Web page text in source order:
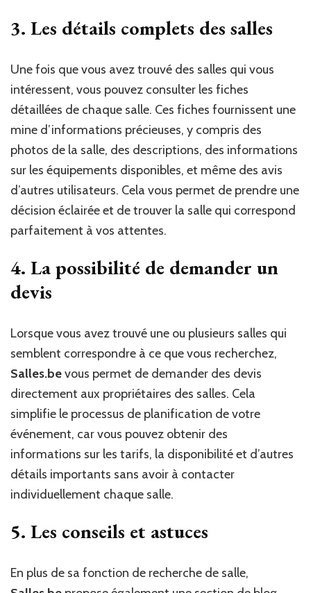
3. Les détails complets des salles
Une fois que vous avez trouvé des salles qui vous
intéressent, vous pouvez consulter les fiches
détaillées de chaque salle. Ces fiches fournissent une
mine d’informations précieuses, y compris des
photos de la salle, des descriptions, des informations
sur les équipements disponibles, et même des avis
d’autres utilisateurs. Cela vous permet de prendre une
décision éclairée et de trouver la salle qui correspond
parfaitement à vos attentes.
4. La possibilité de demander un
devis
Lorsque vous avez trouvé une ou plusieurs salles qui
semblent correspondre à ce que vous recherchez,
Salles.bevous permet de demander des devis
directement aux propriétaires des salles. Cela
simplifie le processus de planification de votre
événement, car vous pouvez obtenir des
informations sur les tarifs, la disponibilité et d’autres
détails importants sans avoir à contacter
individuellement chaque salle.
5. Les conseils et astuces
En plus de sa fonction de recherche de salle,